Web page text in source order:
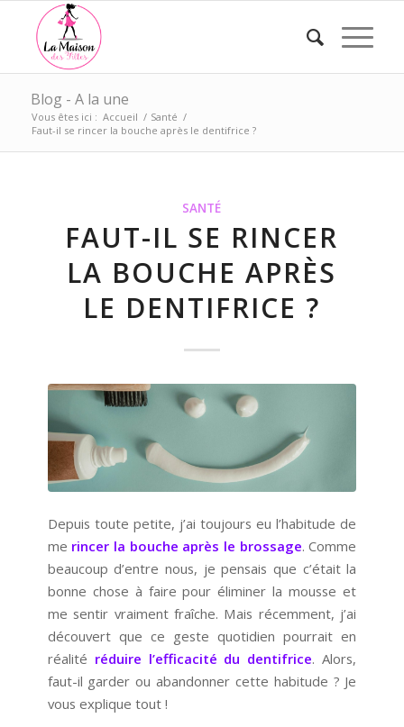
Blog - A la une
Vous êtes ici : Accueil / Santé /
Faut-il se rincer la bouche après le dentifrice ?
SANTÉ
FAUT-IL SE RINCER
LA BOUCHE APRÈS
LE DENTIFRICE ?
Depuis toute petite, j’ai toujours eu l’habitude de
me rincer la bouche après le brossage. Comme
beaucoup d’entre nous, je pensais que c’était la
bonne chose à faire pour éliminer la mousse et
me sentir vraiment fraîche. Mais récemment, j’ai
découvert que ce geste quotidien pourrait en
réalité réduire l’efficacité du dentifrice. Alors,
faut-il garder ou abandonner cette habitude ? Je
vous explique tout !